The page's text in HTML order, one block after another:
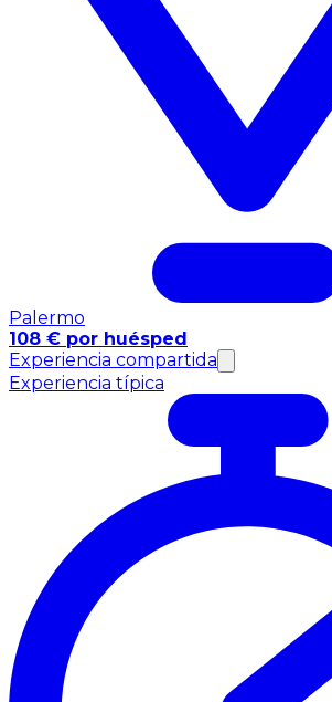
Palermo
108 € por huésped
Experiencia compartida
Experiencia típica